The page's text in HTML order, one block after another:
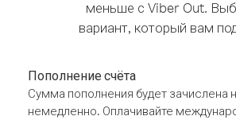
меньше с Viber Out.
вариант, который вам
Пополнение счёта
Сумма пополнения будет зачислена
немедленно. Оплачивайте